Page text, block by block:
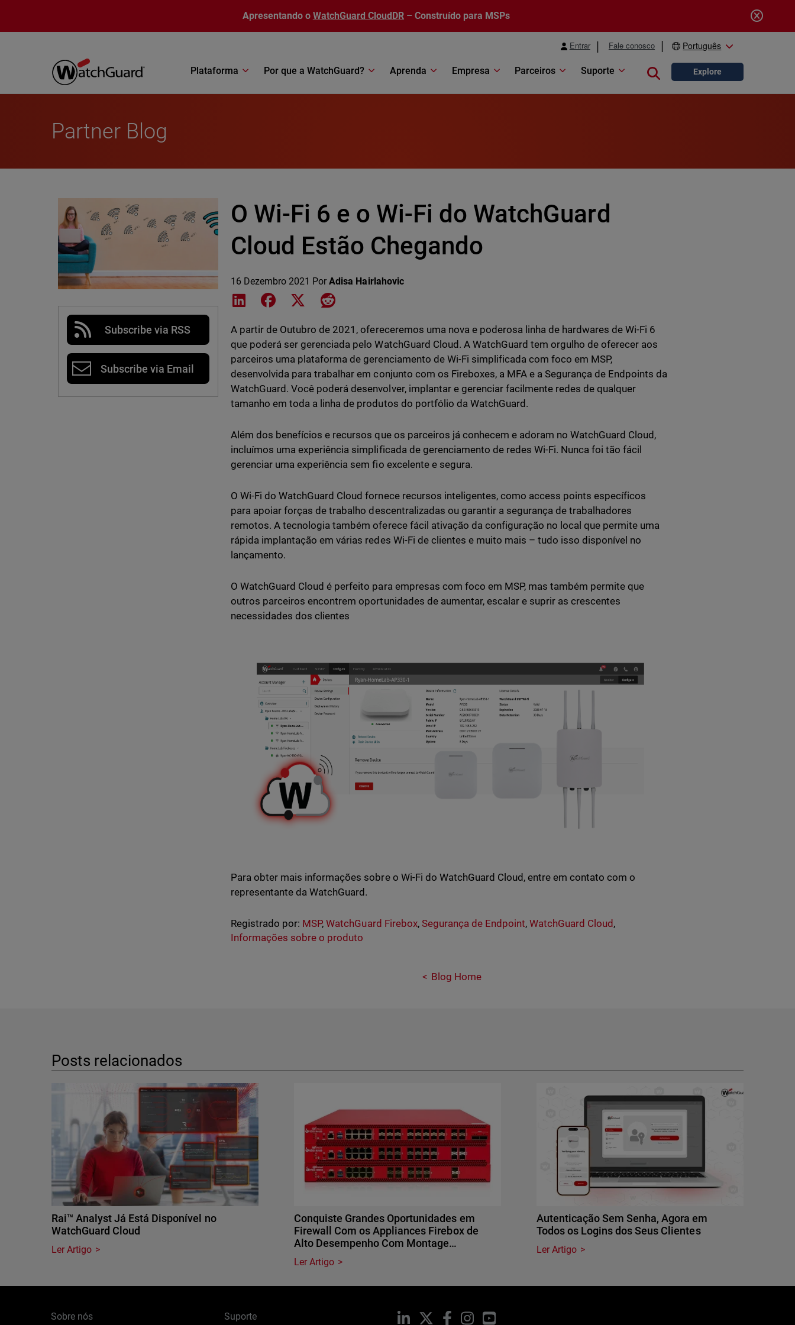
Apresentando o WatchGuard CloudDR – Construído para MSPs
Entrar Fale conosco Português
Plataforma Por que a WatchGuard? Aprenda Empresa Parceiros Suporte Close search
Explore
Partner Blog
Subscribe via RSS
Subscribe via Email
O Wi-Fi 6 e o Wi-Fi do WatchGuard
Cloud Estão Chegando
16 Dezembro 2021 PorAdisa Hairlahovic
Share on LinkedIn
Share on Facebook
Share on XShare on Reddit
A partir de Outubro de 2021, ofereceremos uma nova e poderosa linha de hardwares de Wi-Fi 6
que poderá ser gerenciada pelo WatchGuard Cloud. A WatchGuard tem orgulho de oferecer aos
parceiros uma plataforma de gerenciamento de Wi-Fi simplificada com foco em MSP,
desenvolvida para trabalhar em conjunto com os Fireboxes, a MFA e a Segurança de Endpoints da
WatchGuard. Você poderá desenvolver, implantar e gerenciar facilmente redes de qualquer
tamanho em toda a linha de produtos do portfólio da WatchGuard.
Além dos benefícios e recursos que os parceiros já conhecem e adoram no WatchGuard Cloud,
incluímos uma experiência simplificada de gerenciamento de redes Wi-Fi. Nunca foi tão fácil
gerenciar uma experiência sem fio excelente e segura.
O Wi-Fi do WatchGuard Cloud fornece recursos inteligentes, como access points específicos
para apoiar forças de trabalho descentralizadas ou garantir a segurança de trabalhadores
remotos. A tecnologia também oferece fácil ativação da configuração no local que permite uma
rápida implantação em várias redes Wi-Fi de clientes e muito mais – tudo isso disponível no
lançamento.
O WatchGuard Cloud é perfeito para empresas com foco em MSP, mas também permite que
outros parceiros encontrem oportunidades de aumentar, escalar e suprir as crescentes
necessidades dos clientes
Para obter mais informações sobre o Wi-Fi do WatchGuard Cloud, entre em contato com o
representante da WatchGuard.
Registrado por: MSP,WatchGuard Firebox, Segurança de Endpoint,WatchGuard Cloud,
Informações sobre o produto
Blog Home
Posts relacionados
Rai™ Analyst Já Está Disponível no
WatchGuard Cloud
Ler Artigo
Conquiste Grandes Oportunidades em
Firewall Com os Appliances Firebox de
Alto Desempenho Com Montage…
Ler Artigo
Autenticação Sem Senha, Agora em
Todos os Logins dos Seus Clientes
Ler Artigo
Sobre nós
Suporte
LinkedIn Facebook
InstagramYouTube